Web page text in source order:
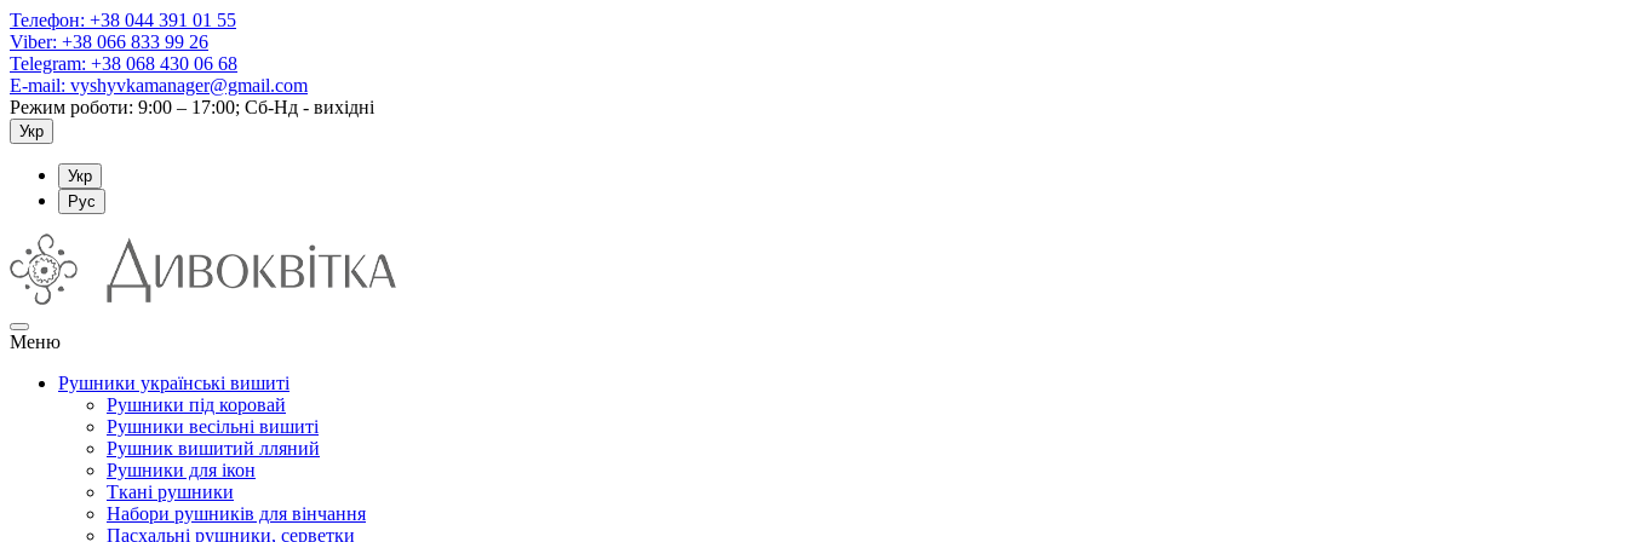
Телефон: +38 044 391 01 55
Viber: +38 066 833 99 26
Telegram: +38 068 430 06 68
E-mail: vyshyvkamanager@gmail.com
Режим роботи: 9:00 – 17:00; Сб-Нд - вихідні
Укр
Укр
Рус
Меню
Рушники українські вишиті
Рушники під коровай
Рушники весільні вишиті
Рушник вишитий лляний
Рушники для ікон
Ткані рушники
Набори рушників для вінчання
Пасхальні рушники, серветки